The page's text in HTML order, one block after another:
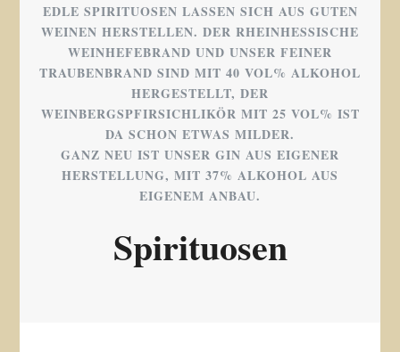
EDLE SPIRITUOSEN LASSEN SICH AUS GUTEN
WEINEN HERSTELLEN. DER RHEINHESSISCHE
WEINHEFEBRAND UND UNSER FEINER
TRAUBENBRAND SIND MIT 40 VOL% ALKOHOL
HERGESTELLT, DER
WEINBERGSPFIRSICHLIKÖR MIT 25 VOL% IST
DA SCHON ETWAS MILDER.
GANZ NEU IST UNSER GIN AUS EIGENER
HERSTELLUNG, MIT 37% ALKOHOL AUS
EIGENEM ANBAU.
Spirituosen